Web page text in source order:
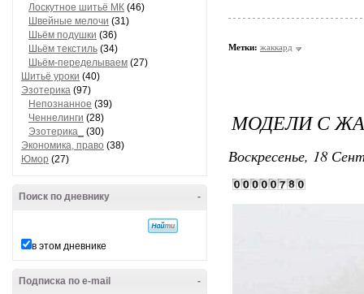
Лоскутное шитьё МК (46)
Швейные мелочи (31)
Шьём подушки (36)
Шьём текстиль (34)
Шьём-переделываем (27)
Шитьё уроки (40)
Эзотерика (97)
Непознанное (39)
Ченнелинги (28)
Эзотерика_
(30)
Экономика, право (38)
Юмор (27)
-
Поиск по дневнику
в этом дневнике
-
Подписка по e-mail
Метки: жаккард
МОДЕЛИ С
Воскресенье, 18